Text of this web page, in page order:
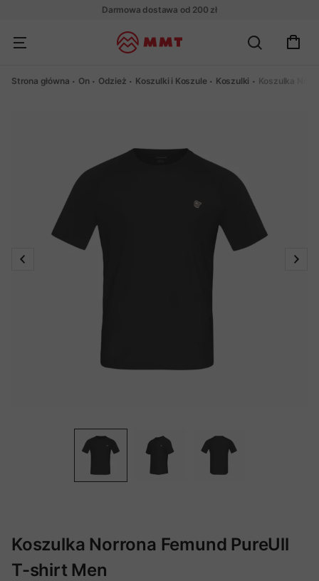
Darmowa dostawa od 200 zł
Strona główna On Odzież Koszulki i Koszule Koszulki Koszulka
Koszulka Norrona Femund PureUll
T-shirt Men